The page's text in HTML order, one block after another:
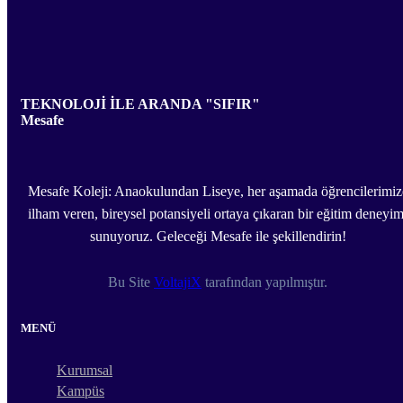
TEKNOLOJİ İLE ARANDA "SIFIR"
Mesafe
Mesafe Koleji: Anaokulundan Liseye, her aşamada
ilham veren, bireysel potansiyeli ortaya çıkaran bir eğitim
sunuyoruz. Geleceği Mesafe ile şekillendirin!
Bu Site VoltajiX tarafından yapılmıştır.
MENÜ
Kurumsal
Kampüs